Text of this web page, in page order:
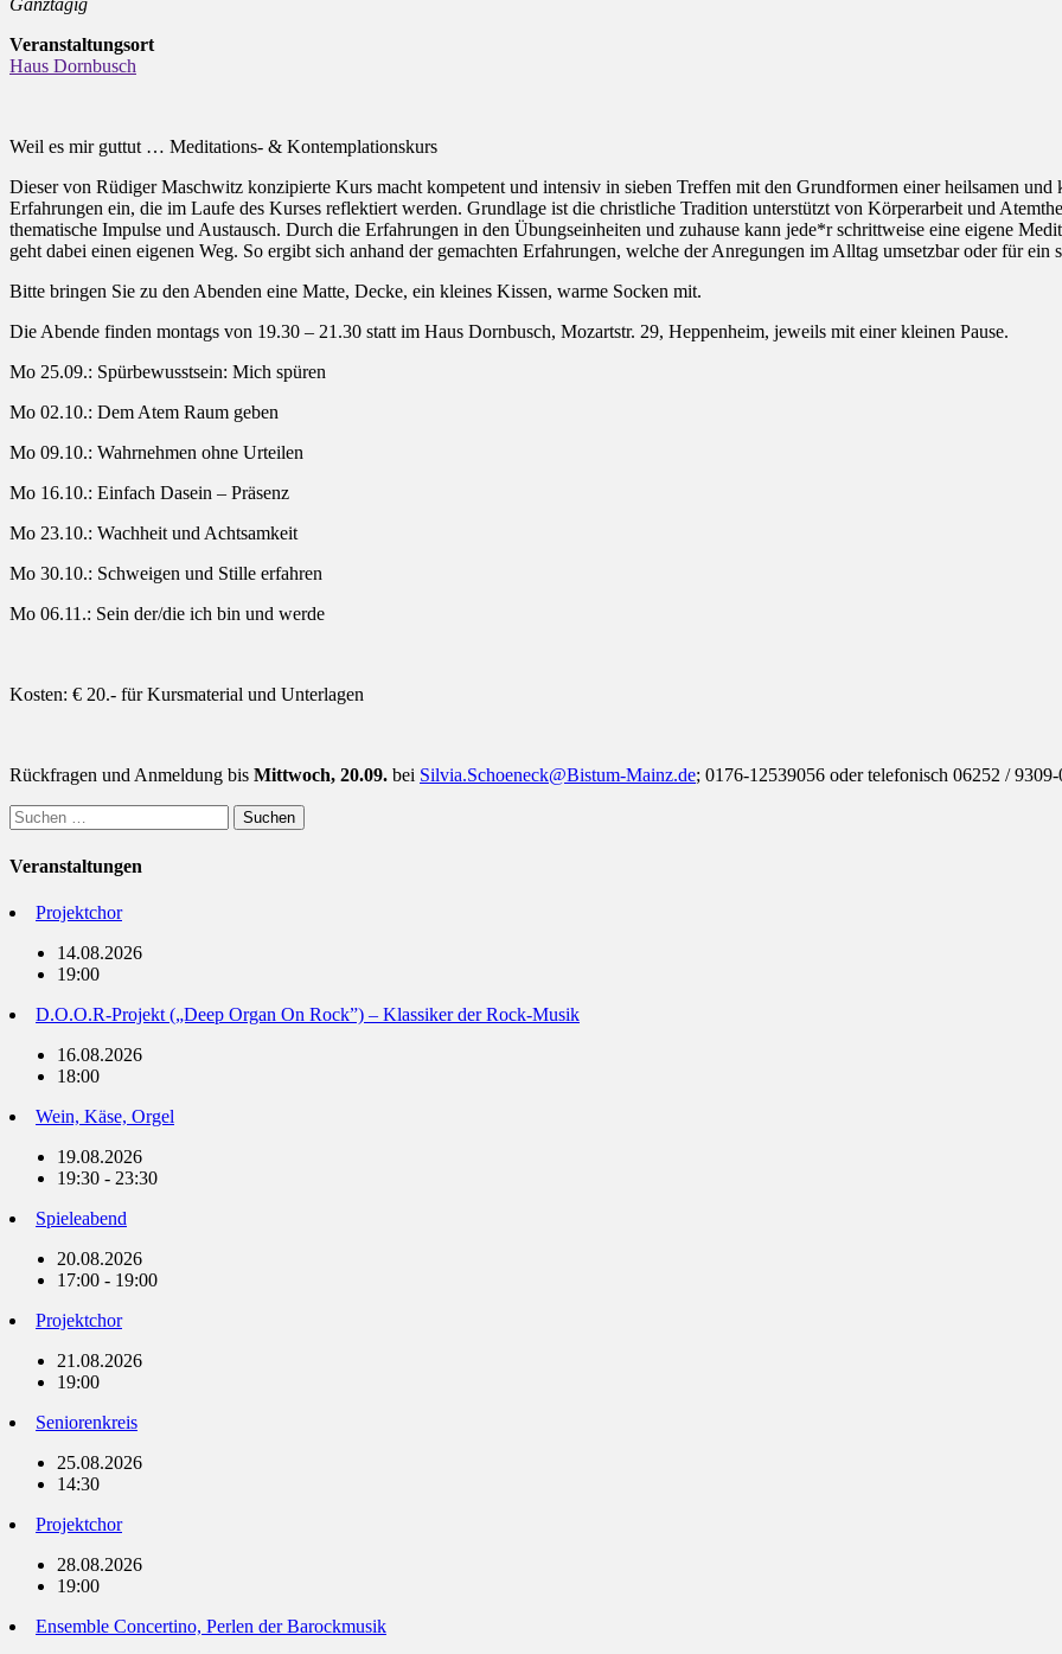
Ganztägig
Veranstaltungsort
Haus Dornbusch
Weil es mir guttut … Meditations- & Kontemplationskurs
Dieser von Rüdiger Maschwitz konzipierte Kurs macht kompetent und intensiv in sieben Treffen mit den Grundformen einer heilsamen und
Erfahrungen ein, die im Laufe des Kurses reflektiert werden. Grundlage ist die christliche Tradition unterstützt von Körperarbeit und
thematische Impulse und Austausch. Durch die Erfahrungen in den Übungseinheiten und zuhause kann jede*r schrittweise eine eigene
geht dabei einen eigenen Weg. So ergibt sich anhand der gemachten Erfahrungen, welche der Anregungen im Alltag umsetzbar oder für
Bitte bringen Sie zu den Abenden eine Matte, Decke, ein kleines Kissen, warme Socken mit.
Die Abende finden montags von 19.30 – 21.30 statt im Haus Dornbusch, Mozartstr. 29, Heppenheim, jeweils mit einer kleinen Pause.
Mo 25.09.: Spürbewusstsein: Mich spüren
Mo 02.10.: Dem Atem Raum geben
Mo 09.10.: Wahrnehmen ohne Urteilen
Mo 16.10.: Einfach Dasein – Präsenz
Mo 23.10.: Wachheit und Achtsamkeit
Mo 30.10.: Schweigen und Stille erfahren
Mo 06.11.: Sein der/die ich bin und werde
Kosten: € 20.- für Kursmaterial und Unterlagen
Rückfragen und Anmeldung bis Mittwoch, 20.09. bei Silvia.Schoeneck@Bistum-Mainz.de; 0176-12539056 oder telefonisch 06252 / 9309-
Suchen
nach:
Veranstaltungen
Projektchor
14.08.2026
19:00
D.O.O.R-Projekt („Deep Organ On Rock”) – Klassiker der Rock-Musik
16.08.2026
18:00
Wein, Käse, Orgel
19.08.2026
19:30 - 23:30
Spieleabend
20.08.2026
17:00 - 19:00
Projektchor
21.08.2026
19:00
Seniorenkreis
25.08.2026
14:30
Projektchor
28.08.2026
19:00
Ensemble Concertino, Perlen der Barockmusik